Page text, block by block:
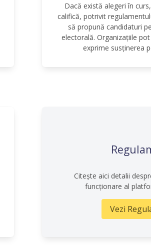
Dacă există alegeri în
califică, potrivit
să propună candidaturi
electorală. Organizațiile
exprime susținerea
Citește aici detalii
funcționare al
Vezi